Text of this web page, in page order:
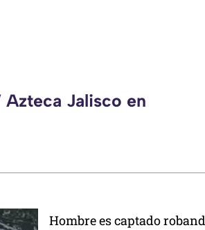
Jalisco en
Hombre es captado